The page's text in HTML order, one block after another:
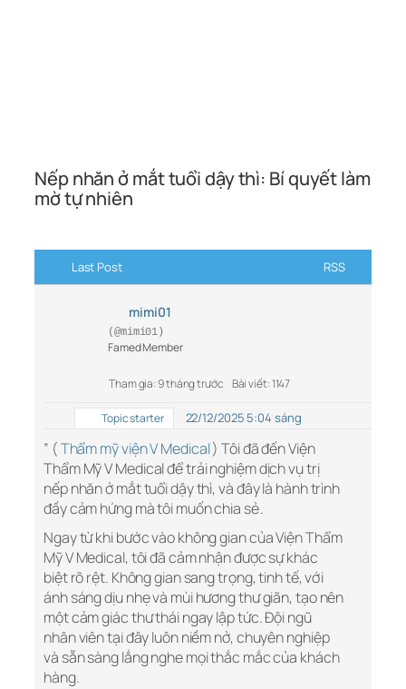
Nếp nhăn ở mắt tuổi dậy thì: Bí quyết làm
mờ tự nhiên
Last Post RSS
mimi01
(@mimi01)
Famed Member
Tham gia: 9 tháng trước Bài viết: 1147
Topic starter 22/12/2025 5:04 sáng
” (Thẩm mỹ viện V Medical) Tôi đã đến Viện
Thẩm Mỹ V Medical để trải nghiệm dịch vụ trị
nếp nhăn ở mắt tuổi dậy thì, và đây là hành trình
đầy cảm hứng mà tôi muốn chia sẻ.
Ngay từ khi bước vào không gian của Viện Thẩm
Mỹ V Medical, tôi đã cảm nhận được sự khác
biệt rõ rệt. Không gian sang trọng, tinh tế, với
ánh sáng dịu nhẹ và mùi hương thư giãn, tạo nên
một cảm giác thư thái ngay lập tức. Đội ngũ
nhân viên tại đây luôn niềm nở, chuyên nghiệp
và sẵn sàng lắng nghe mọi thắc mắc của khách
hàng.